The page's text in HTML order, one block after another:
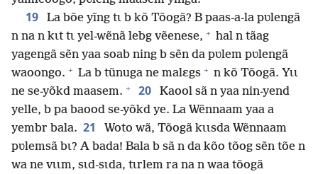
19
La bõe yĩng tɩ b kõ Tõogã? B paas-a-la pʋlengã
n na n kɩt tɩ yel-wẽnã lebg vẽenese, + hal n tãag
yagengã sẽn yaa soab ning b sẽn da pʋlem pʋlengã
waoongo. + La b tũnuga ne malɛgs + n kõ Tõogã. Yɩɩ
ne se-yõkd maasem. + 20
Kaool sã n yaa nin-yend
yelle, b pa baood se-yõkd ye. La Wẽnnaam yaa a
yembr bala. 21
Woto wã, Tõogã kɩɩsda Wẽnnaam
pʋlemsã bɩ? A bada! Bala b sã n da kõo tõog sẽn tõe n
wa ne vɩɩm, sɩd-sɩda, tɩrlem ra na n waa tõogã